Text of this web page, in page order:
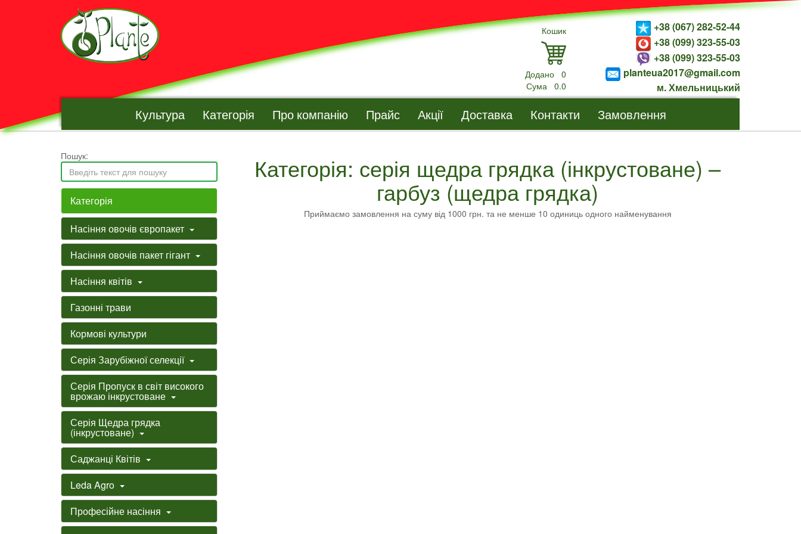
Кошик
Додано 0
Сума 0.0
+38 (067) 282-52-44
+38 (099) 323-55-03
+38 (099) 323-55-03
planteua2017@gmail.com
м. Хмельницький
Культура Категорія Про компанію Прайс Акції Доставка Контакти Замовлення
Пошук:
Категорія
Насіння овочів європакет
Насіння овочів пакет гігант
Насіння квітів
Газонні трави
Кормові культури
Серія Зарубіжної селекції
Серія Пропуск в світ високого
врожаю інкрустоване
Серія Щедра грядка
(інкрустоване)
Саджанці Квітів
Leda Agro
Професійне насіння
Категорія: серія щедра грядка (інкрустоване) –
гарбуз (щедра грядка)
Приймаємо замовлення на суму від 1000 грн. та не менше 10 одиниць одного найменування